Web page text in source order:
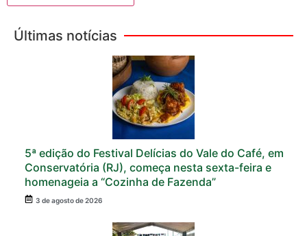
Últimas notícias
5ª edição do Festival Delícias do Vale do Café, em
Conservatória (RJ), começa nesta sexta-feira e
homenageia a “Cozinha de Fazenda”
3 de agosto de 2026